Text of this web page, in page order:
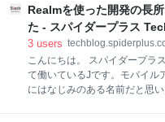
ね。ベテランtmuxユーザーの
ことが分かります。 これなら
だ、と思ったのですが、メニュ
UI/UXデザインとプロダクト開
グ）との間を橋渡しする役割で
エンジニアになってから1年が
回は1年を振り返りながら、そ
って使いやすいプロダクト作
を紹介してまいります。 UI/UX
Realmを使った開発の長
た - スパイダープラス
3 users
こんにちは。 スパイダープラ
て働いているJです。モバイル
にはなじみのある名前だと思